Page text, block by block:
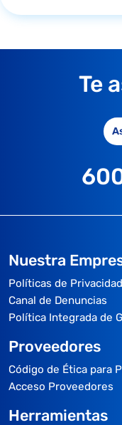
Te
Nuestra
Políticas de Privacidad
Canal de Denuncias
Política Integrada de
Proveedores
Código de Ética para
Acceso Proveedores
Herramientas